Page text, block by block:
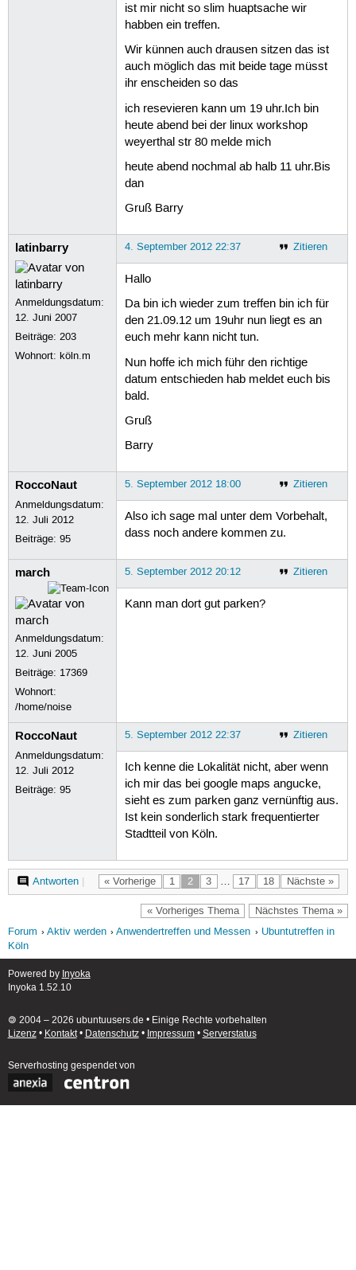
ist mir nicht so slim huaptsache wir
habben ein treffen.
Wir künnen auch drausen sitzen das ist
auch möglich das mit beide tage müsst
ihr enscheiden so das
ich resevieren kann um 19 uhr.Ich bin
heute abend bei der linux workshop
weyerthal str 80 melde mich
heute abend nochmal ab halb 11 uhr.Bis
dan
Gruß Barry
latinbarry
Anmeldungsdatum:
12. Juni 2007
Beiträge:203
Wohnort: köln.m
Zitieren
4. September 2012 22:37
Hallo
Da bin ich wieder zum treffen bin ich für
den 21.09.12 um 19uhr nun liegt es an
euch mehr kann nicht tun.
Nun hoffe ich mich führ den richtige
datum entschieden hab meldet euch bis
bald.
Gruß
Barry
RoccoNaut
Anmeldungsdatum:
12. Juli 2012
Beiträge:95
Zitieren
5. September 2012 18:00
Also ich sage mal unter dem Vorbehalt,
dass noch andere kommen zu.
march
Anmeldungsdatum:
12. Juni 2005
Beiträge: 17369
Wohnort:
/home/noise
Zitieren
5. September 2012 20:12
Kann man dort gut parken?
RoccoNaut
Anmeldungsdatum:
12. Juli 2012
Beiträge:95
Zitieren
5. September 2012 22:37
Ich kenne die Lokalität nicht, aber wenn
ich mir das bei google maps angucke,
sieht es zum parken ganz vernünftig aus.
Ist kein sonderlich stark frequentierter
Stadtteil von Köln.
« Vorherige 1 2 3 … 17 18 Nächste »
Antworten|
« Vorheriges Thema Nächstes Thema »
Forum Aktiv werden Anwendertreffen und Messen
Ubuntutreffen in
Köln
Powered by Inyoka
Inyoka 1.52.10
🄯 2004 – 2026 ubuntuusers.de • Einige Rechte vorbehalten
Lizenz• Kontakt• Datenschutz• Impressum• Serverstatus
Serverhosting gespendet von